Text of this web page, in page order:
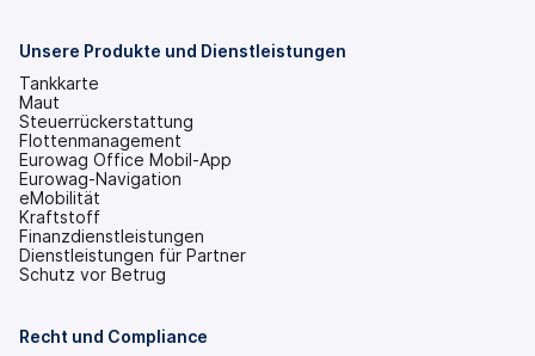
Tab
Unsere Produkte und Dienstleistungen
Tankkarte
Maut
Steuerrückerstattung
Flottenmanagement
Eurowag Office Mobil-App
Eurowag-Navigation
eMobilität
Kraftstoff
Finanzdienstleistungen
Dienstleistungen für Partner
Schutz vor Betrug
Recht und Compliance